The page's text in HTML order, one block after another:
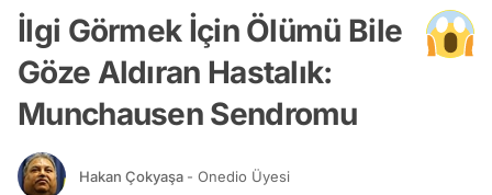
İlgi Görmek İçin Ölümü Bile
Göze Aldıran Hastalık:
Munchausen Sendromu
Hakan Çokyaşa - Onedio Üyesi